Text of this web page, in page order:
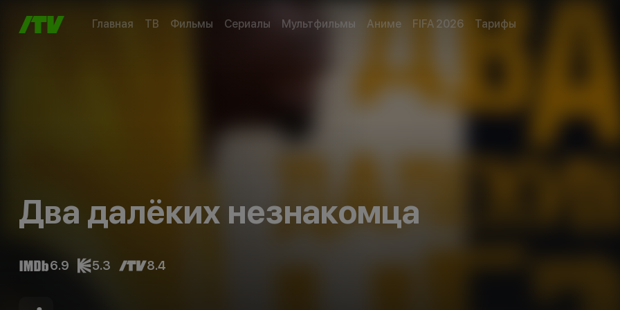
Главная ТВ Фильмы Сериалы Мультфильмы Аниме FIFA 2026 Тарифы
Два далёких незнакомца
6.9 5.3 8.4